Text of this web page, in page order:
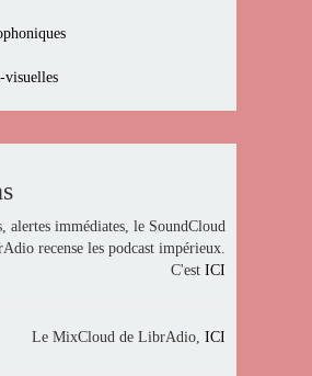
visuelles
alertes immédiates, le SoundCloud
recense les podcast impérieux.
C'est ICI
Le MixCloud de LibrAdio, ICI